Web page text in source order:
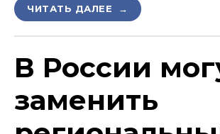
ЧИТАТЬ ДАЛЕЕ →
В России
заменить